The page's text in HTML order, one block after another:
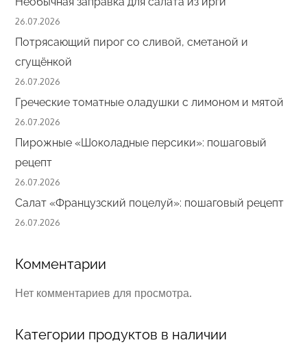
26.07.2026
Потрясающий пирог со сливой, сметаной и
сгущёнкой
26.07.2026
Греческие томатные оладушки с лимоном и мятой
26.07.2026
Пирожные «Шоколадные персики»: пошаговый
рецепт
26.07.2026
Салат «Французский поцелуй»: пошаговый рецепт
26.07.2026
Комментарии
Нет комментариев для просмотра.
Категории продуктов в наличии